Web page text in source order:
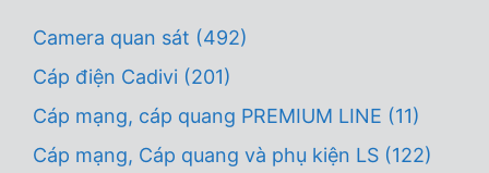
Camera quan sát (492)
Cáp điện Cadivi (201)
Cáp mạng, cáp quang PREMIUM LINE (11)
Cáp mạng, Cáp quang và phụ kiện LS (122)